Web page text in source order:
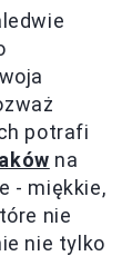
potrafi
na
- miękkie,
nie
nie tylko